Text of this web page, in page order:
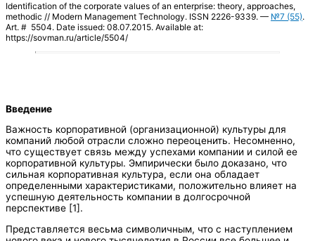
Identification of the corporate values of an enterprise: theory, approaches,
methodic // Modern Management Technology. ISSN 2226-9339. — №7 (55).
Art. # 5504. Date issued: 08.07.2015. Available at:
https://sovman.ru/article/5504/
Введение
Важность корпоративной (организационной) культуры для
компаний любой отрасли сложно переоценить. Несомненно,
что существует связь между успехами компании и силой ее
корпоративной культуры. Эмпирически было доказано, что
сильная корпоративная культура, если она обладает
определенными характеристиками, положительно влияет на
успешную деятельность компании в долгосрочной
перспективе [1].
Представляется весьма символичным, что с наступлением